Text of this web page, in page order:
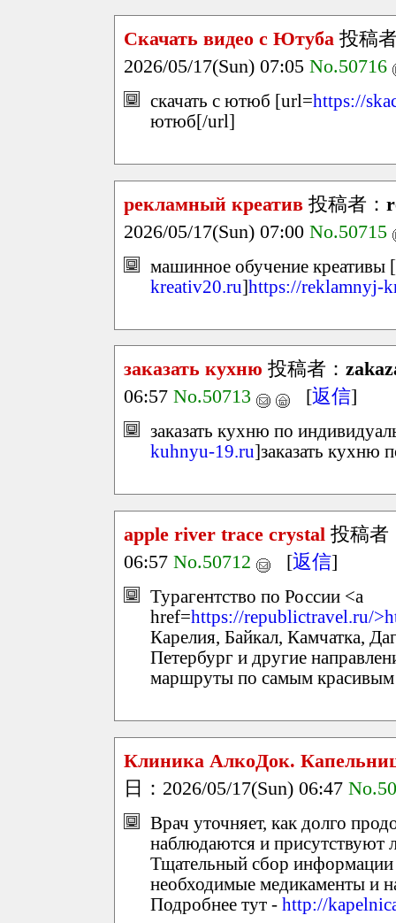
Скачать видео с Ютуба 投稿
2026/05/17(Sun) 07:05 No.50716
скачать с ютюб [url=https://
ютюб[/url]
рекламный креатив 投稿者：
2026/05/17(Sun) 07:00 No.50715
машинное обучение креативы
kreativ20.ru]https://reklamnyj-
заказать кухню 投稿者：
06:57 No.50713 [返信]
заказать кухню по
kuhnyu-19.ru]заказать кухню
apple river trace crystal 投稿者
06:57 No.50712 [返信]
Турагентство по России <a
href=https://republictravel.ru/
Карелия, Байкал, Камчатка,
Петербург и другие
маршруты по самым красивым
Клиника АлкоДок.
日：2026/05/17(Sun) 06:47
Врач уточняет, как долго
наблюдаются и присутствуют
Тщательный сбор информации
необходимые медикаменты и
Подробнее тут - http://